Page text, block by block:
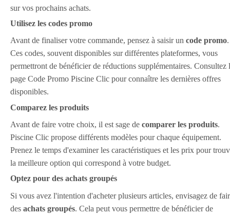
sur vos prochains achats.
Utilisez les codes promo
Avant de finaliser votre commande, pensez à saisir un code promo.
Ces codes, souvent disponibles sur différentes plateformes, vous
permettront de bénéficier de réductions supplémentaires. Consultez
page Code Promo Piscine Clic pour connaître les dernières offres
disponibles.
Comparez les produits
Avant de faire votre choix, il est sage de comparer les produits.
Piscine Clic propose différents modèles pour chaque équipement.
Prenez le temps d'examiner les caractéristiques et les prix pour
la meilleure option qui correspond à votre budget.
Optez pour des achats groupés
Si vous avez l'intention d'acheter plusieurs articles, envisagez de
des achats groupés. Cela peut vous permettre de bénéficier de